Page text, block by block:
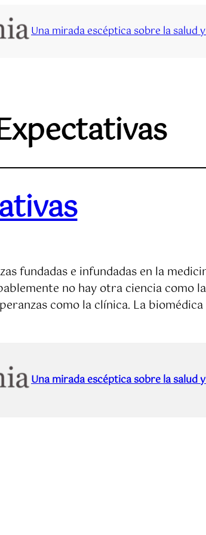
Una mirada escéptica sobre la salud
fundadas e infundadas en la
no hay otra ciencia como
como la clínica. La
Una mirada escéptica sobre la salud